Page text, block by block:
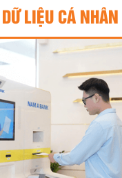
DỮ LIỆU CÁ NHÂN